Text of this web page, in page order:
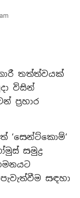
තත්ත්වයක්
විසින්
ප්‍රහාර
‘සෙන්ට්කොම්‘
සමුද්‍ර
සඳහා